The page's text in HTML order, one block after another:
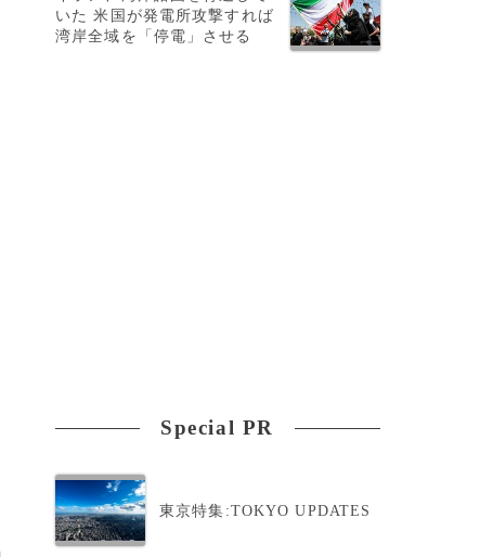
いた 米国が発電所攻撃すれば
湾岸全域を「停電」させる
Special PR
東京特集:TOKYO UPDATES